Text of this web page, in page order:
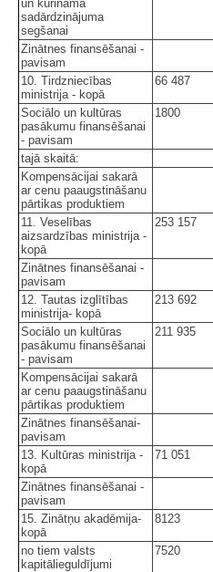
un kurināmā
sadārdzinājuma
segšanai
Zinātnes finansēšanai -
pavisam
10. Tirdzniecības
ministrija - kopā
66 487
Sociālo un kultūras
pasākumu finansēšanai
- pavisam
1800
tajā skaitā:
Kompensācijai sakarā
ar cenu paaugstināšanu
pārtikas produktiem
11. Veselības
aizsardzības ministrija -
kopā
253 157
Zinātnes finansēšanai -
pavisam
12. Tautas izglītības
ministrija- kopā
213 692
Sociālo un kultūras
pasākumu finansēšanai
- pavisam
211 935
Kompensācijai sakarā
ar cenu paaugstināšanu
pārtikas produktiem
Zinātnes finansēšanai-
pavisam
13. Kultūras ministrija -
kopā
71 051
Zinātnes finansēšanai -
pavisam
15. Zinātņu akadēmija-
kopā
8123
no tiem valsts
kapitālieguldījumi
7520